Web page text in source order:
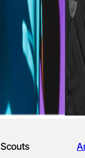
Scouts